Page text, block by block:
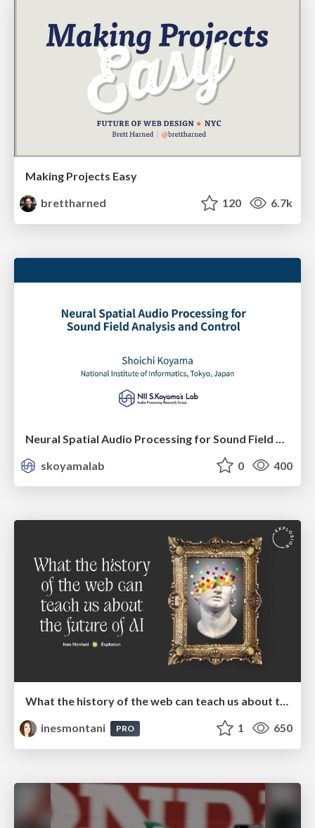
Making Projects Easy
brettharned
120 6.7k
skoyamalab
0 400
What the history of the web can teach us about the future of AI
inesmontani
PRO 1 650